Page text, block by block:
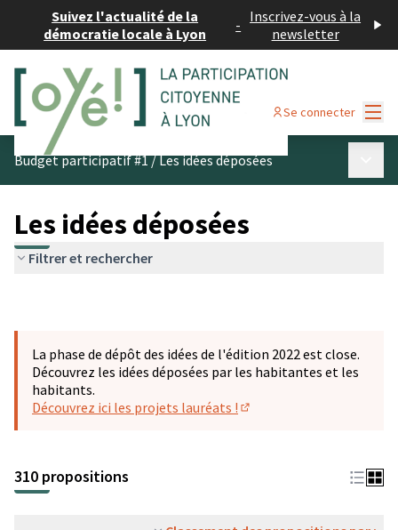
Suivez l'actualité de la
démocratie locale à Lyon
- Inscrivez-vous à la
newsletter
Se connecter
Budget participatif #1/Les idées déposées
Les idées déposées
Filtrer et rechercher
La phase de dépôt des idées de l'édition 2022 est close.
Découvrez les idées déposées par les habitantes et les
habitants.
Découvrez ici les projets lauréats !
310 propositions